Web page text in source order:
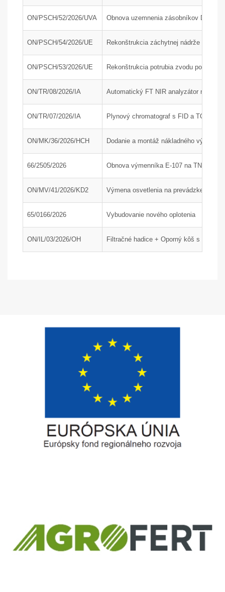
ON/PSCH/52/2026/UVA Obnova uzemnenia zásobníkov DAM a
ON/PSCH/54/2026/UE Rekonštrukcia záchytnej nádrže J210
ON/PSCH/53/2026/UE Rekonštrukcia potrubia zvodu popola z
ON/TR/08/2026/IA Automatický FT NIR analyzátor na
ON/TR/07/2026/IA Plynový chromatograf s FID a TCD
ON/MK/36/2026/HCH Dodanie a montáž nákladného výťahu;
66/2505/2026 Obnova výmenníka E-107 na TN1, časť
ON/MV/41/2026/KD2 Výmena osvetlenia na prevádzke KD2
65/0166/2026 Vybudovanie nového oplotenia
ON/IL/03/2026/OH Filtračné hadice + Oporný kôš s dýzou